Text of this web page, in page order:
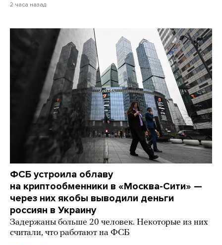
2 часа назад
ФСБ устроила облаву
на криптообменники в «Москва-Сити» —
через них якобы выводили деньги
россиян в Украину
Задержаны больше 20 человек. Некоторые из них
считали, что работают на ФСБ